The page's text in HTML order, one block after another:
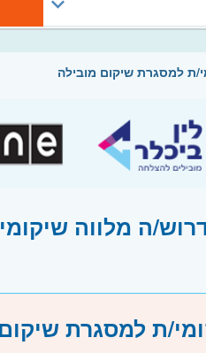
ת למסגרת שיקום מובילה
ה מלווה
ת למסגרת